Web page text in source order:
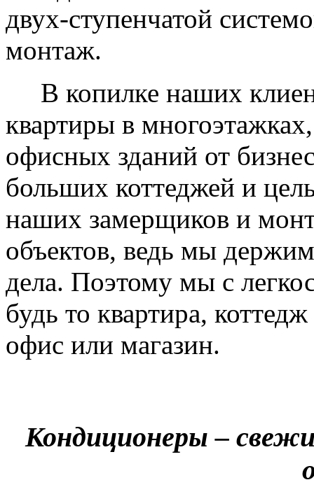
двух-ступенчатой
монтаж.
В копилке наших
квартиры в
офисных зданий от
больших коттеджей и
наших замерщиков и
объектов, ведь мы
дела. Поэтому мы с
будь то квартира,
офис или магазин.
Кондиционеры –